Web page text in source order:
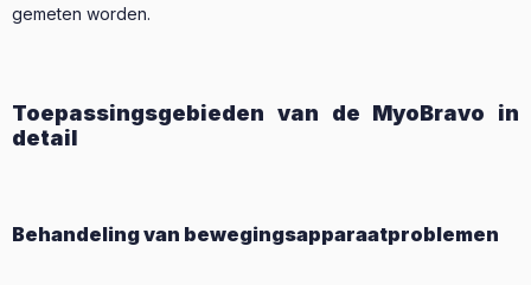
gemeten worden.
Toepassingsgebieden van de MyoBravo in
detail
Behandeling van bewegingsapparaatproblemen